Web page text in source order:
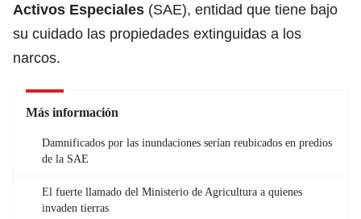
Activos Especiales (SAE), entidad que tiene bajo
su cuidado las propiedades extinguidas a los
narcos.
Más información
Damnificados por las inundaciones serían reubicados en predios
de la SAE
El fuerte llamado del Ministerio de Agricultura a quienes
invaden tierras